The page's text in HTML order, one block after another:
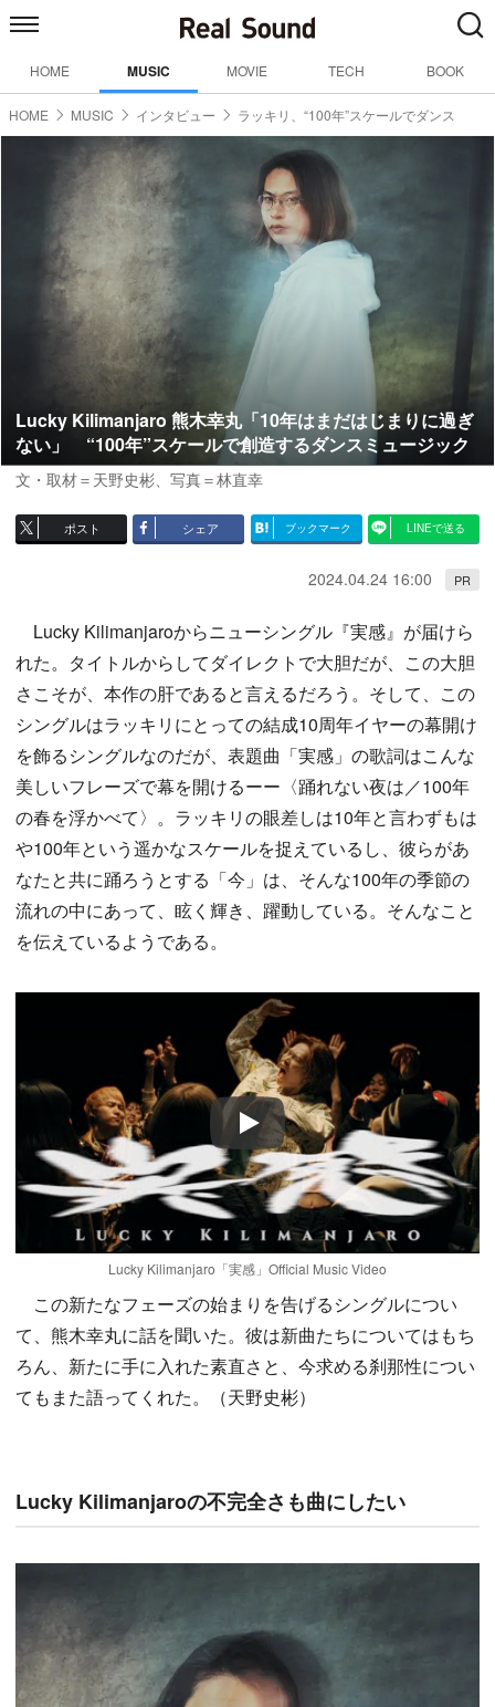
HOME MUSIC MOVIE TECH BOOK
HOME MUSIC インタビュー ラッキリ、“100年”スケールでダンス
Lucky Kilimanjaro 熊木幸丸「10年はまだはじまりに過ぎ
ない」 “100年”スケールで創造するダンスミュージック
文・取材＝天野史彬、 写真＝林直幸
ポスト シェア ブックマーク LINEで送る
2024.04.24 16:00 PR
Lucky Kilimanjaroからニューシングル『実感』が届けら
れた。タイトルからしてダイレクトで大胆だが、この大胆
さこそが、本作の肝であると言えるだろう。そして、この
シングルはラッキリにとっての結成10周年イヤーの幕開け
を飾るシングルなのだが、表題曲「実感」の歌詞はこんな
美しいフレーズで幕を開けるーー〈踊れない夜は／100年
の春を浮かべて〉。ラッキリの眼差しは10年と言わずもは
や100年という遥かなスケールを捉えているし、彼らがあ
なたと共に踊ろうとする「今」は、そんな100年の季節の
流れの中にあって、眩く輝き、躍動している。そんなこと
を伝えているようである。
Play
Lucky Kilimanjaro「実感」Official Music Video
この新たなフェーズの始まりを告げるシングルについ
て、熊木幸丸に話を聞いた。彼は新曲たちについてはもち
ろん、新たに手に入れた素直さと、今求める刹那性につい
てもまた語ってくれた。（天野史彬）
Lucky Kilimanjaroの不完全さも曲にしたい